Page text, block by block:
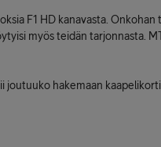
F1 HD kanavasta.
myös teidän tarjonnasta.
joutuuko hakemaan